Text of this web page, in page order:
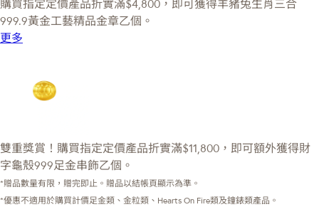
購買指定定價產品折實滿$4,800，即可獲得羊豬兔生肖三合
999.9黃金工藝精品金章乙個。
更多
雙重獎賞！購買指定定價產品折實滿$11,800，即可額外獲得財
字龜殼999足金串飾乙個。
*贈品數量有限，贈完即止。贈品以結帳頁顯示為準。
*優惠不適用於購買計價足金類、金粒類、Hearts On Fire類及鐘錶類產品。